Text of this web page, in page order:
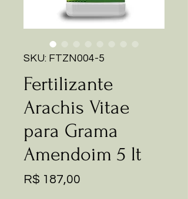
SKU: FTZN004-5
Fertilizante
Arachis Vitae
para Grama
Amendoim 5 lt
R$ 187,00